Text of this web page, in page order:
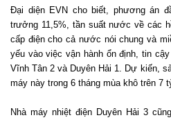
Đại diện EVN cho biết, phương án
trưởng 11,5%, tần suất nước về các
cấp điện cho cả nước nói chung và
yếu vào việc vận hành ổn định, tin
Vĩnh Tân 2 và Duyên Hải 1. Dự kiến,
máy này trong 6 tháng mùa khô trên 7
Nhà máy nhiệt điện Duyên Hải 3